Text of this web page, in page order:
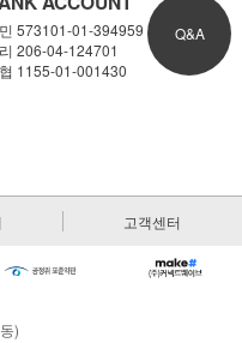
573101-01-394959
206-04-124701
1155-01-001430
Q&A
고객센터
)